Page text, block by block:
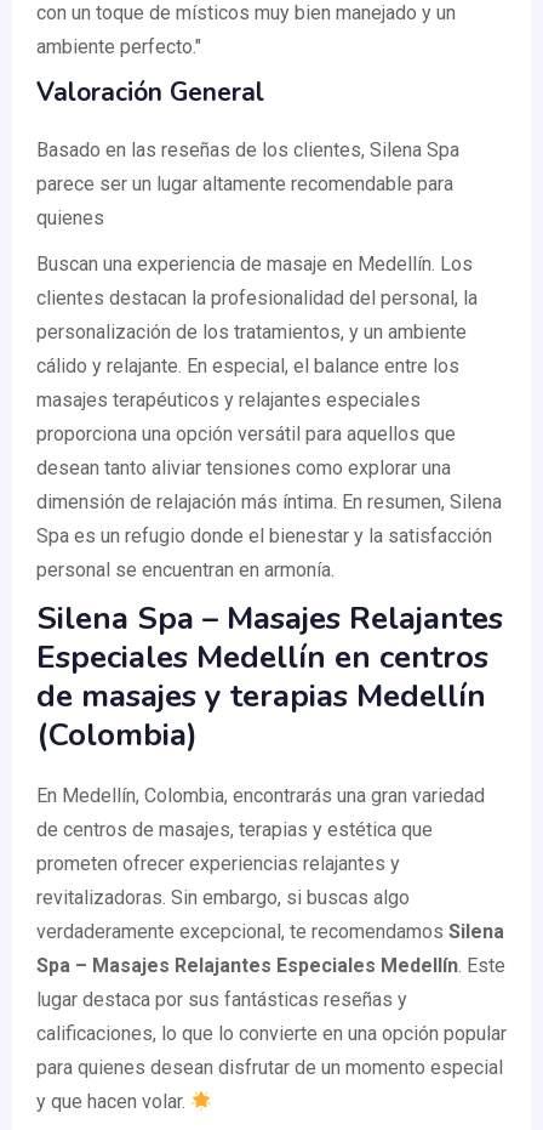
con un toque de místicos muy bien manejado y un
ambiente perfecto."
Valoración General
Basado en las reseñas de los clientes, Silena Spa
parece ser un lugar altamente recomendable para
quienes
Buscan una experiencia de masaje en Medellín. Los
clientes destacan la profesionalidad del personal, la
personalización de los tratamientos, y un ambiente
cálido y relajante. En especial, el balance entre los
masajes terapéuticos y relajantes especiales
proporciona una opción versátil para aquellos que
desean tanto aliviar tensiones como explorar una
dimensión de relajación más íntima. En resumen, Silena
Spa es un refugio donde el bienestar y la satisfacción
personal se encuentran en armonía.
Silena Spa – Masajes Relajantes
Especiales Medellín en centros
de masajes y terapias Medellín
(Colombia)
En Medellín, Colombia, encontrarás una gran variedad
de centros de masajes, terapias y estética que
prometen ofrecer experiencias relajantes y
revitalizadoras. Sin embargo, si buscas algo
verdaderamente excepcional, te recomendamos Silena
Spa – Masajes Relajantes Especiales Medellín. Este
lugar destaca por sus fantásticas reseñas y
calificaciones, lo que lo convierte en una opción popular
para quienes desean disfrutar de un momento especial
y que hacen volar.